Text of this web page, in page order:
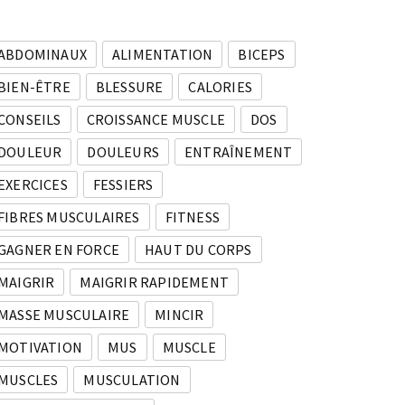
ALIMENTATION
BICEPS
ÊTRE
BLESSURE
CALORIES
CROISSANCE MUSCLE
DOS
DOULEURS
ENTRAÎNEMENT
FESSIERS
MUSCULAIRES
FITNESS
EN FORCE
HAUT DU CORPS
MAIGRIR RAPIDEMENT
MUSCULAIRE
MINCIR
MUS
MUSCLE
MUSCULATION